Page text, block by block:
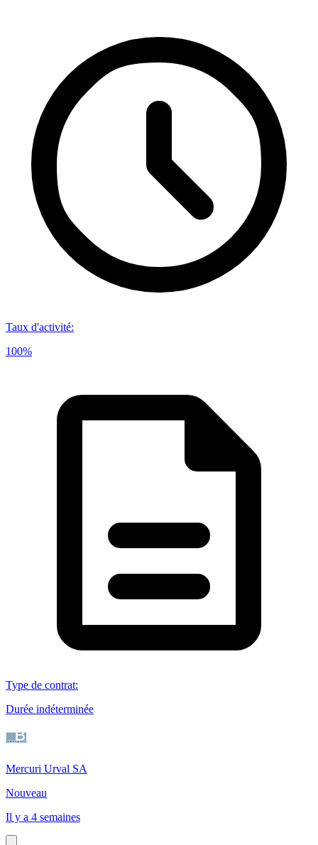
Taux d'activité:
100%
Type de contrat:
Durée indéterminée
Mercuri Urval SA
Nouveau
Il y a 4 semaines